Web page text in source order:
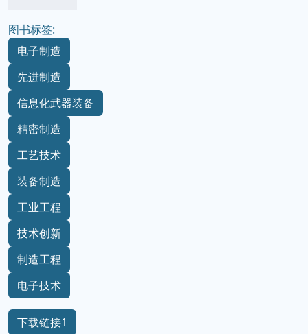
图书标签:
电子制造
先进制造
信息化武器装备
精密制造
工艺技术
装备制造
工业工程
技术创新
制造工程
电子技术
下载链接1